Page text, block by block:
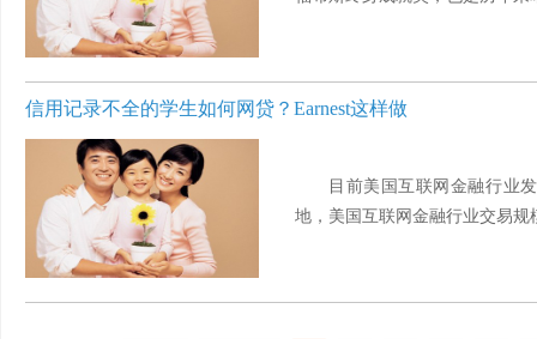
信用记录不全的学生如何网贷？Earnest这样做
目前美国互联网金融行业
地，美国互联网金融行业交易规